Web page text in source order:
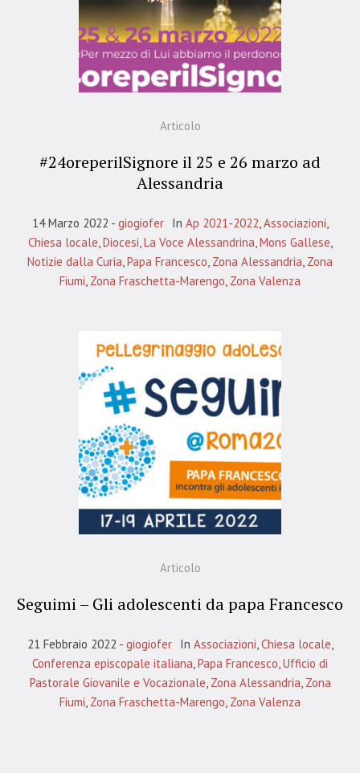
Articolo
#24oreperilSignore il 25 e 26 marzo ad
Alessandria
14 Marzo 2022 giogiofer In Ap 2021-2022,Associazioni,
Chiesa locale,Diocesi,La Voce Alessandrina,Mons Gallese,
Notizie dalla Curia,Papa Francesco, Zona Alessandria, Zona
Fiumi, Zona Fraschetta-Marengo, Zona Valenza
Articolo
Seguimi – Gli adolescenti da papa Francesco
21 Febbraio 2022 giogiofer In Associazioni,Chiesa locale,
Conferenza episcopale italiana,Papa Francesco,Ufficio di
Pastorale Giovanile e Vocazionale, Zona Alessandria, Zona
Fiumi, Zona Fraschetta-Marengo, Zona Valenza